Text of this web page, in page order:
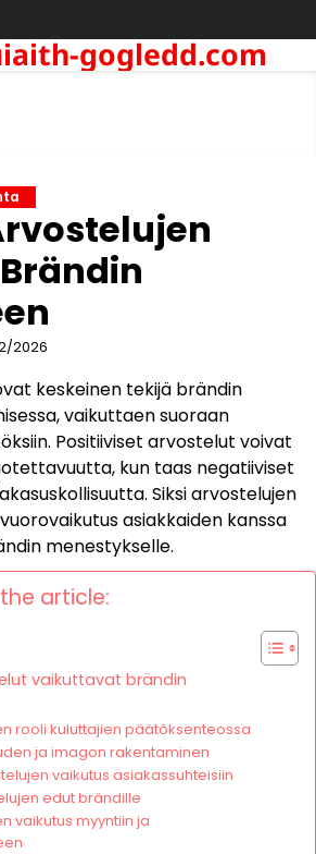
gogledd.com
2026
keskeinen tekijä brändin
vaikuttaen suoraan
Positiiviset arvostelut voivat
kun taas negatiiviset
Siksi arvostelujen
asiakkaiden kanssa
menestykselle.
article:
vaikuttavat brändin
rooli kuluttajien päätöksenteossa
ja imagon rakentaminen
vaikutus asiakassuhteisiin
edut brändille
vaikutus myyntiin ja